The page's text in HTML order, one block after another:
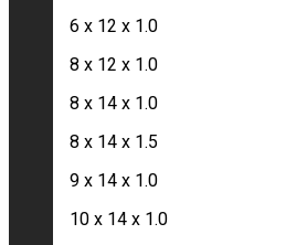
6 x 12 x 1.0
8 x 12 x 1.0
8 x 14 x 1.0
8 x 14 x 1.5
9 x 14 x 1.0
10 x 14 x 1.02102691331